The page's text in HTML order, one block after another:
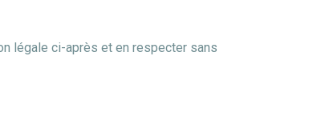
légale ci-après et en respecter sans